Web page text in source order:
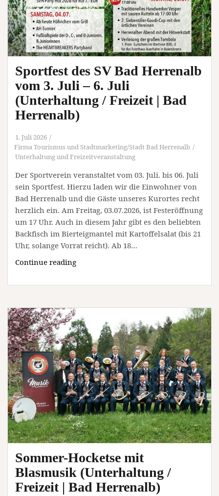
Sportfest des SV Bad Herrenalb
vom 3. Juli – 6. Juli
(Unterhaltung / Freizeit | Bad
Herrenalb)
1. Juli 2026
Firma Tourismus und Stadtmarketing/Stadt Bad Herrenalb
Unterhaltung und Freizeitveranstaltung
Der Sportverein veranstaltet vom 03. Juli. bis 06. Juli
sein Sportfest. Hierzu laden wir die Einwohner von
Bad Herrenalb und die Gäste unseres Kurortes recht
herzlich ein. Am Freitag, 03.07.2026, ist Festeröffnung
um 17 Uhr. Auch in diesem Jahr gibt es den beliebten
Backfisch im Bierteigmantel mit Kartoffelsalat (bis 21
Uhr, solange Vorrat reicht). Ab 18…
Continue readingSportfest
SV
Herrenalb
vom
3.
Juli
–
6.
Juli
(Unterhaltung
/
Freizeit
|
Bad
Sommer-Hocketse mit
Blasmusik (Unterhaltung /
Freizeit | Bad Herrenalb)